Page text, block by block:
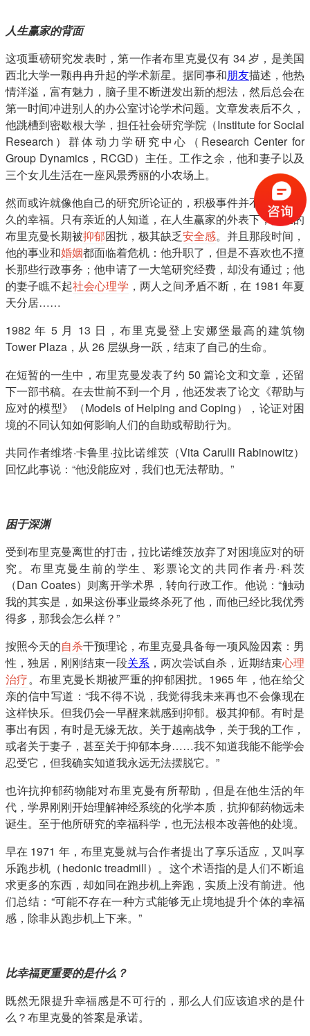
人生赢家的背面
这项重磅研究发表时，第一作者布里克曼仅有 34 岁，是美国
西北大学一颗冉冉升起的学术新星。据同事和朋友描述，他热
情洋溢，富有魅力，脑子里不断迸发出新的想法，然后总会在
第一时间冲进别人的办公室讨论学术问题。文章发表后不久，
他跳槽到密歇根大学，担任社会研究学院（Institute for Social
Research）群体动力学研究中心（Research Center for
Group Dynamics，RCGD）主任。工作之余，他和妻子以及
三个女儿生活在一座风景秀丽的小农场上。
然而或许就像他自己的研究所论证的，积极事件并不能带来长
久的幸福。只有亲近的人知道，在人生赢家的外表下，真正的
布里克曼长期被抑郁困扰，极其缺乏安全感。并且那段时间，
他的事业和婚姻都面临着危机：他升职了，但是不喜欢也不擅
长那些行政事务；他申请了一大笔研究经费，却没有通过；他
的妻子瞧不起社会心理学 ，两人之间矛盾不断，在 1981 年夏
天分居……
1982 年 5 月 13 日，布里克曼登上安娜堡最高的建筑物
Tower Plaza，从 26 层纵身一跃，结束了自己的生命。
在短暂的一生中，布里克曼发表了约 50 篇论文和文章，还留
下一部书稿。在去世前不到一个月，他还发表了论文《帮助与
应对的模型》（Models of Helping and Coping），论证对困
境的不同认知如何影响人们的自助或帮助行为。
共同作者维塔·卡鲁里·拉比诺维茨（Vita Carulli Rabinowitz）
回忆此事说：“他没能应对，我们也无法帮助。”
困于深渊
受到布里克曼离世的打击，拉比诺维茨放弃了对困境应对的研
究。布里克曼生前的学生、彩票论文的共同作者丹·科茨
（Dan Coates）则离开学术界，转向行政工作。他说：“触动
我的其实是，如果这份事业最终杀死了他，而他已经比我优秀
得多，那我会怎么样？”
按照今天的自杀干预理论，布里克曼具备每一项风险因素：男
性，独居，刚刚结束一段关系 ，两次尝试自杀，近期结束心理
治疗。布里克曼长期被严重的抑郁困扰。1965 年，他在给父
亲的信中写道：“我不得不说，我觉得我未来再也不会像现在
这样快乐。但我仍会一早醒来就感到抑郁。极其抑郁。有时是
事出有因，有时是无缘无故。关于越南战争，关于我的工作，
或者关于妻子，甚至关于抑郁本身……我不知道我能不能学会
忍受它，但我确实知道我永远无法摆脱它。”
也许抗抑郁药物能对布里克曼有所帮助，但是在他生活的年
代，学界刚刚开始理解神经系统的化学本质，抗抑郁药物远未
诞生。至于他所研究的幸福科学，也无法根本改善他的处境。
早在 1971 年，布里克曼就与合作者提出了享乐适应，又叫享
乐跑步机（hedonic treadmill）。这个术语指的是人们不断追
求更多的东西，却如同在跑步机上奔跑，实质上没有前进。他
们总结：“可能不存在一种方式能够无止境地提升个体的幸福
感，除非从跑步机上下来。”
比幸福更重要的是什么？
既然无限提升幸福感是不可行的，那么人们应该追求的是什
么？布里克曼的答案是承诺。